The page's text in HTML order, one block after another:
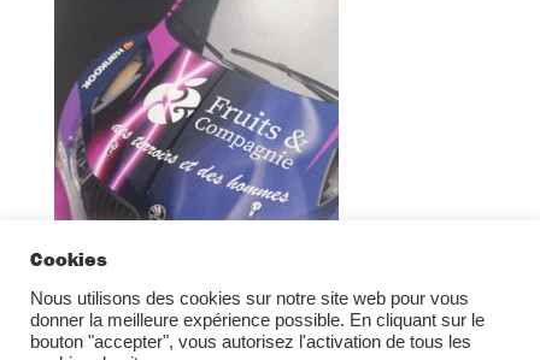
Cookies
Nous utilisons des cookies sur notre site web pour vous
donner la meilleure expérience possible. En cliquant sur le
bouton "accepter", vous autorisez l'activation de tous les